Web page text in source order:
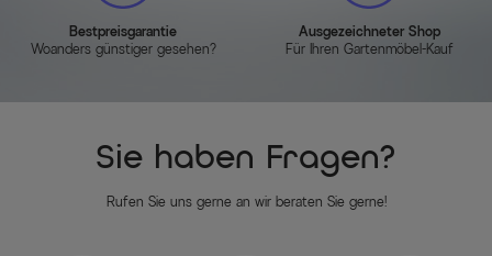
Bestpreisgarantie
Woanders günstiger gesehen?
Ausgezeichneter Shop
Für Ihren Gartenmöbel-Kauf
Sie haben Fragen?
Rufen Sie uns gerne an wir beraten Sie gerne!